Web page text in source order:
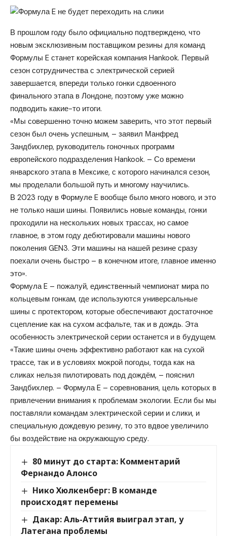
В прошлом году было официально подтверждено, что
новым эксклюзивным поставщиком резины для команд
Формулы E станет корейская компания Hankook. Первый
сезон сотрудничества с электрической серией
завершается, впереди только гонки сдвоенного
финального этапа в Лондоне, поэтому уже можно
подводить какие-то итоги.
«Мы совершенно точно можем заверить, что этот первый
сезон был очень успешным, – заявил Манфред
Зандбихлер, руководитель гоночных программ
европейского подразделения Hankook. – Со времени
январского этапа в Мексике, с которого начинался сезон,
мы проделали большой путь и многому научились.
В 2023 году в Формуле E вообще было много нового, и это
не только наши шины. Появились новые команды, гонки
проходили на нескольких новых трассах, но самое
главное, в этом году дебютировали машины нового
поколения GEN3. Эти машины на нашей резине сразу
поехали очень быстро – в конечном итоге, главное именно
это».
Формула E – пожалуй, единственный чемпионат мира по
кольцевым гонкам, где используются универсальные
шины с протектором, которые обеспечивают достаточное
сцепление как на сухом асфальте, так и в дождь. Эта
особенность электрической серии останется и в будущем.
«Такие шины очень эффективно работают как на сухой
трассе, так и в условиях мокрой погоды, тогда как на
сликах нельзя пилотировать под дождём, – пояснил
Зандбихлер. – Формула E – соревнования, цель которых в
привлечении внимания к проблемам экологии. Если бы мы
поставляли командам электрической серии и слики, и
специальную дождевую резину, то это вдвое увеличило
бы воздействие на окружающую среду.
80 минут до старта: Комментарий
Фернандо Алонсо
Нико Хюлкенберг: В команде
происходят перемены
Дакар: Аль-Аттийя выиграл этап, у
Латегана проблемы